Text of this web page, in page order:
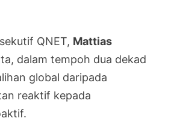
QNET, Mattias
dalam tempoh dua dekad
global daripada
reaktif kepada